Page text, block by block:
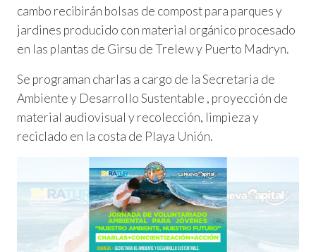
cambo recibirán bolsas de compost para parques y
jardines producido con material orgánico procesado
en las plantas de Girsu de Trelew y Puerto Madryn.
Se programan charlas a cargo de la Secretaria de
Ambiente y Desarrollo Sustentable , proyección de
material audiovisual y recolección, limpieza y
reciclado en la costa de Playa Unión.